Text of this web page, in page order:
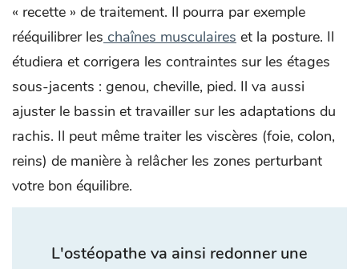
« recette » de traitement. Il pourra par exemple
rééquilibrer les chaînes musculaires et la posture. Il
étudiera et corrigera les contraintes sur les étages
sous-jacents : genou, cheville, pied. Il va aussi
ajuster le bassin et travailler sur les adaptations du
rachis. Il peut même traiter les viscères (foie, colon,
reins) de manière à relâcher les zones perturbant
votre bon équilibre.
L'ostéopathe va ainsi redonner une